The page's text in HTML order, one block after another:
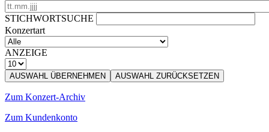
STICHWORTSUCHE
Konzertart
ANZEIGE
AUSWAHL ÜBERNEHMEN AUSWAHL ZURÜCKSETZEN
Zum Konzert-Archiv
Zum Kundenkonto